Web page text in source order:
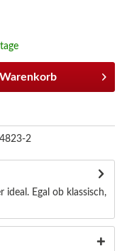
Warenkorb
2
ideal. Egal ob klassisch,